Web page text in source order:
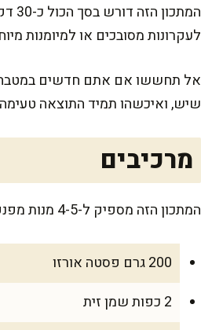
לעקרונות מסובכים או למיומנות
אל תחששו אם אתם חדשים במטבח,
שיש, ואיכשהו תמיד התוצאה
מרכיבים
המתכון הזה מספיק ל-4-5 מנות מפנקות, שגם הילדים וגם המבוגרים בבית ייהנו ממנו.
200 גרם פסטה אורזו
2 כפות שמן זית